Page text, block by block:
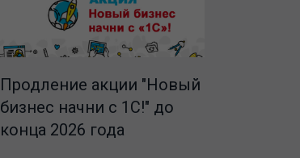
Продление акции "Новый
бизнес начни с 1С!" до
конца 2026 года